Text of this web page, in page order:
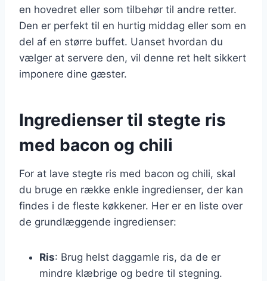
en hovedret eller som tilbehør til andre retter.
Den er perfekt til en hurtig middag eller som en
del af en større buffet. Uanset hvordan du
vælger at servere den, vil denne ret helt sikkert
imponere dine gæster.
Ingredienser til stegte ris
med bacon og chili
For at lave stegte ris med bacon og chili, skal
du bruge en række enkle ingredienser, der kan
findes i de fleste køkkener. Her er en liste over
de grundlæggende ingredienser:
Ris: Brug helst daggamle ris, da de er
mindre klæbrige og bedre til stegning.